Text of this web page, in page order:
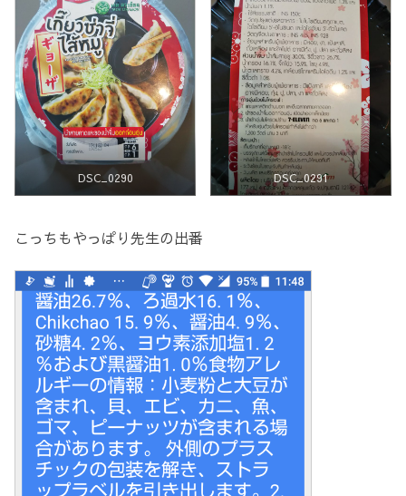
DSC_0290 DSC_0291
こっちもやっぱり先生の出番